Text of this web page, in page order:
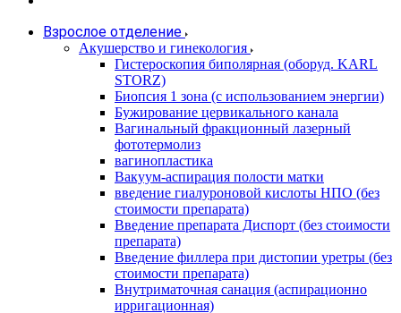
Взрослое отделение
Акушерство и гинекология
Гистероскопия биполярная (оборуд. KARL
STORZ)
Биопсия 1 зона (с использованием энергии)
Бужирование цервикального канала
Вагинальный фракционный лазерный
фототермолиз
вагинопластика
Вакуум-аспирация полости матки
введение гиалуроновой кислоты НПО (без
стоимости препарата)
Введение препарата Диспорт (без стоимости
препарата)
Введение филлера при дистопии уретры (без
стоимости препарата)
Внутриматочная санация (аспирационно
ирригационная)